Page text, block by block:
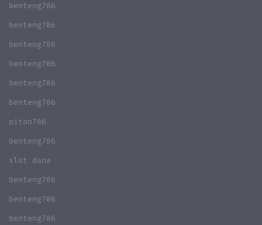
benteng786
benteng786
benteng786
benteng786
benteng786
benteng786
piton786
benteng786
slot dana
benteng786
benteng786
benteng786